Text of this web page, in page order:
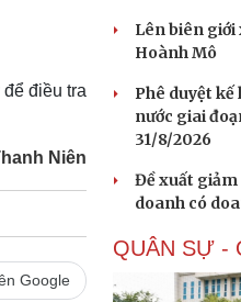
điều tra
Niên
Google
Lên biên giới
Hoành Mô
Phê duyệt kế
nước giai
31/8/2026
Đề xuất giảm
doanh có
QUÂN SỰ -